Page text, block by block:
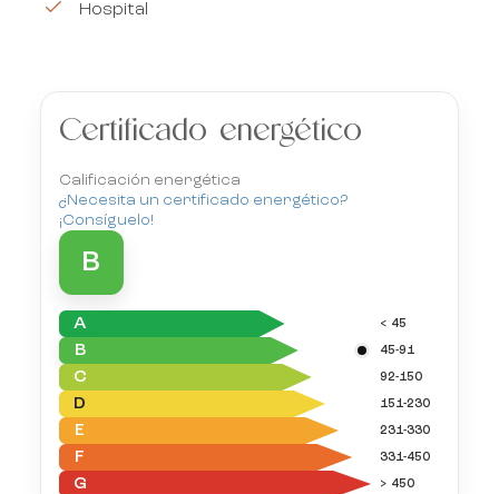
Hospital
Certificado energético
Calificación energética
¿Necesita un certificado energético?
¡Consíguelo!
B
A < 45
B 45-91
C 92-150
D 151-230
E 231-330
F 331-450
G > 450